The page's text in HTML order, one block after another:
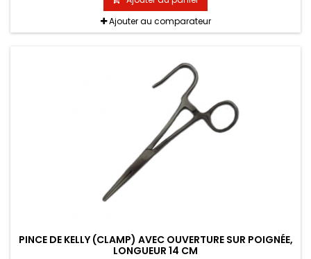
Ajouter au comparateur
PINCE DE KELLY (CLAMP) AVEC OUVERTURE SUR POIGNÉE,
LONGUEUR 14 CM